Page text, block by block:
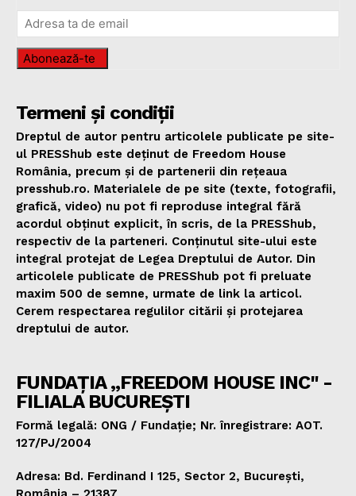
Abonează-te
Termeni și condiții
Dreptul de autor pentru articolele publicate pe site-
ul PRESShub este deținut de Freedom House
România, precum și de partenerii din rețeaua
presshub.ro. Materialele de pe site (texte, fotografii,
grafică, video) nu pot fi reproduse integral fără
acordul obținut explicit, în scris, de la PRESShub,
respectiv de la parteneri. Conținutul site-ului este
integral protejat de Legea Dreptului de Autor. Din
articolele publicate de PRESShub pot fi preluate
maxim 500 de semne, urmate de link la articol.
Cerem respectarea regulilor citării și protejarea
dreptului de autor.
FUNDAȚIA „FREEDOM HOUSE INC" -
FILIALA BUCUREȘTI
Formă legală: ONG / Fundație; Nr. înregistrare: AOT.
127/PJ/2004
Adresa: Bd. Ferdinand I 125, Sector 2, București,